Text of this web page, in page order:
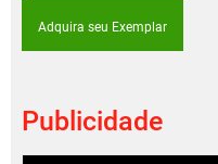
Adquira seu Exemplar
Publicidade